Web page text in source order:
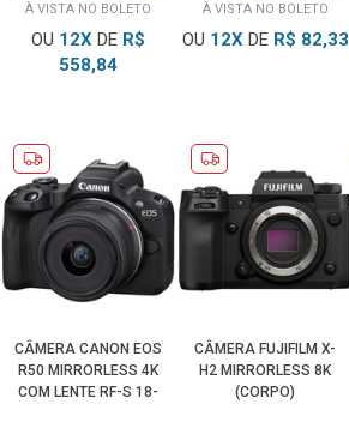
À VISTA NO BOLETO
OU 12X DE R$
558,84
À VISTA NO BOLETO
OU 12XDE R$ 82,33
CÂMERA CANON EOS
R50 MIRRORLESS 4K
COM LENTE RF-S 18-
CÂMERA FUJIFILM X-
H2 MIRRORLESS 8K
(CORPO)